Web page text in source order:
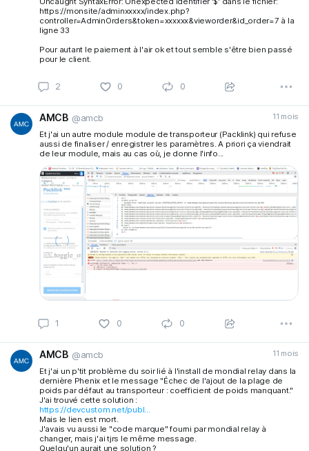
https://monsite/adminxxxxx/index.php?
controller=AdminOrders&token=xxxxxx&vieworder&id_order=7 à la
ligne 33
Pour autant le paiement à l'air ok et tout semble s'être bien passé
pour le client.
2 0 0
AMCB @amcb
11 mois
Et j'ai un autre module module de transporteur (Packlink) qui refuse
aussi de finaliser / enregistrer les paramètres. A priori ça viendrait
de leur module, mais au cas où, je donne l'info...
1 0
AMCB @amcb
11 mois
Et j'ai un p'tit problème du soir lié à l'install de mondial relay dans la
dernière Phenix et le message "Échec de l'ajout de la plage de
poids par défaut au transporteur : coefficient de poids manquant."
J'ai trouvé cette solution :
https://devcustom.net/publ...
Mais le lien est mort.
J'avais vu aussi le "code marque" fourni par mondial relay à
changer, mais j'ai tjrs le même message.
Quelqu'un aurait une solution ?